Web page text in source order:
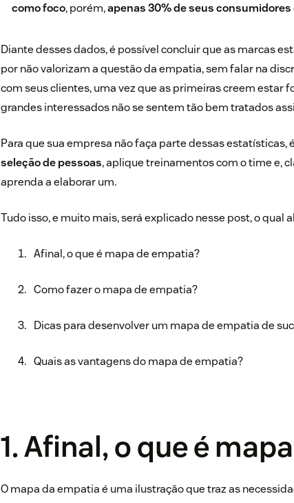
como foco, porém,apenas 30% de seus
Diante desses dados, é possível concluir que as marcas
por não valorizam a questão da empatia, sem falar na
com seus clientes, uma vez que as primeiras creem estar
grandes interessados não se sentem tão bem tratados
Para que sua empresa não faça parte dessas estatísticas,
seleção de pessoas, aplique treinamentos com o time e,
aprenda a elaborar um.
Tudo isso, e muito mais, será explicado nesse post, o qual
Afinal, o que é mapa de empatia?
Como fazer o mapa de empatia?
Dicas para desenvolver um mapa de empatia de
Quais as vantagens do mapa de empatia?
1. Afinal, o que é
O mapa da empatia é uma ilustração que traz as